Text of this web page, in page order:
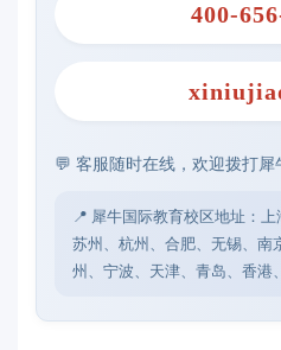
400-
💬 客服随时在线，欢迎拨打
📍 犀牛国际教育校区地址：上
苏州、杭州、合肥、无锡、南
州、宁波、天津、青岛、香港